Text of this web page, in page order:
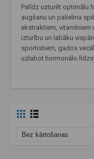
Palīdz uzturēt optimālu
augšanu un palielina
ekstraktiem, vitamīniem
izturību un labāku
sportistiem, gados
uzlabot hormonālo